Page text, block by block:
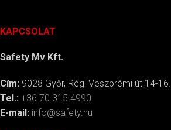
KAPCSOLAT
Safety Mv Kft.
Cím: 9028 Győr, Régi Veszprémi út 14-16.
Tel.: +36 70 315 4990
E-mail: info@safety.hu